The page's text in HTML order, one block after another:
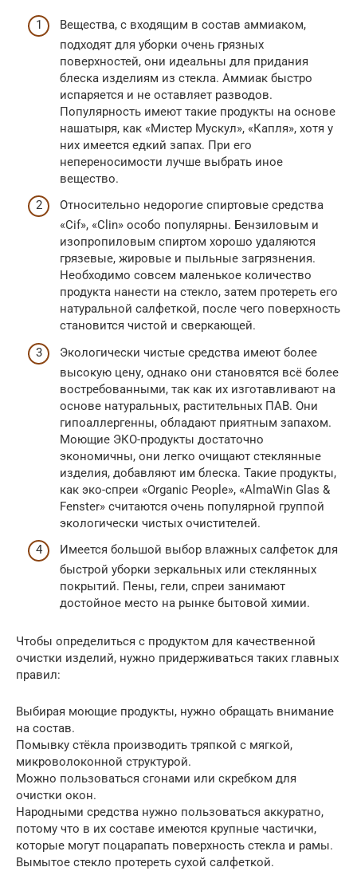
Вещества, с входящим в состав аммиаком,
подходят для уборки очень грязных
поверхностей, они идеальны для придания
блеска изделиям из стекла. Аммиак быстро
испаряется и не оставляет разводов.
Популярность имеют такие продукты на основе
нашатыря, как «Мистер Мускул», «Капля», хотя у
них имеется едкий запах. При его
непереносимости лучше выбрать иное
вещество.
Относительно недорогие спиртовые средства
«Cif», «Clin» особо популярны. Бензиловым и
изопропиловым спиртом хорошо удаляются
грязевые, жировые и пыльные загрязнения.
Необходимо совсем маленькое количество
продукта нанести на стекло, затем протереть его
натуральной салфеткой, после чего поверхность
становится чистой и сверкающей.
Экологически чистые средства имеют более
высокую цену, однако они становятся всё более
востребованными, так как их изготавливают на
основе натуральных, растительных ПАВ. Они
гипоаллергенны, обладают приятным запахом.
Моющие ЭКО-продукты достаточно
экономичны, они легко очищают стеклянные
изделия, добавляют им блеска. Такие продукты,
как эко-спреи «Organic People», «AlmaWin Glas &
Fenster» считаются очень популярной группой
экологически чистых очистителей.
Имеется большой выбор влажных салфеток для
быстрой уборки зеркальных или стеклянных
покрытий. Пены, гели, спреи занимают
достойное место на рынке бытовой химии.
Чтобы определиться с продуктом для качественной
очистки изделий, нужно придерживаться таких главных
правил:
Выбирая моющие продукты, нужно обращать внимание
на состав.
Помывку стёкла производить тряпкой с мягкой,
микроволоконной структурой.
Можно пользоваться сгонами или скребком для
очистки окон.
Народными средства нужно пользоваться аккуратно,
потому что в их составе имеются крупные частички,
которые могут поцарапать поверхность стекла и рамы.
Вымытое стекло протереть сухой салфеткой.